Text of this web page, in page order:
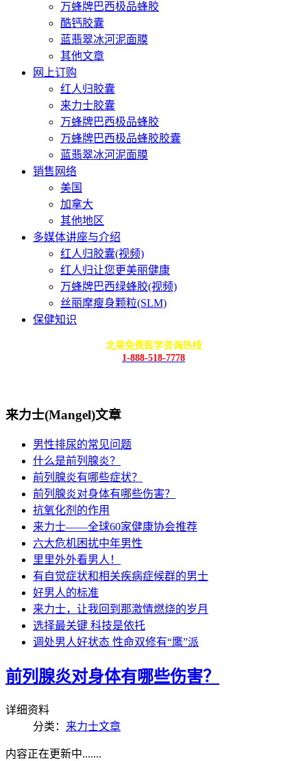
万蜂牌巴西极品蜂胶
酷钙胶囊
蓝翡翠冰河泥面膜
其他文章
网上订购
红人归胶囊
来力士胶囊
万蜂牌巴西极品蜂胶
万蜂牌巴西极品蜂胶胶囊
蓝翡翠冰河泥面膜
销售网络
美国
加拿大
其他地区
多媒体讲座与介绍
红人归胶囊(视频)
红人归让您更美丽健康
万蜂牌巴西绿蜂胶(视频)
丝丽摩瘦身颗粒(SLM)
保健知识
北美免费医学咨询热线
1-888-518-7778
来力士(Mangel)文章
男性排尿的常见问题
什么是前列腺炎？
前列腺炎有哪些症状？
前列腺炎对身体有哪些伤害？
抗氧化剂的作用
来力士——全球60家健康协会推荐
六大危机困扰中年男性
里里外外看男人！
有自觉症状和相关疾病症候群的男士
好男人的标准
来力士，让我回到那激情燃烧的岁月
选择最关键 科技是依托
调处男人好状态 性命双修有“鹰”派
前列腺炎对身体有哪些伤害？
详细资料
分类： 来力士文章
内容正在更新中.......